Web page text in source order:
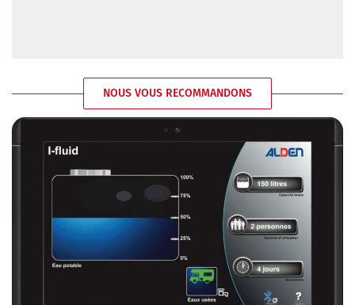
NOUS VOUS RECOMMANDONS